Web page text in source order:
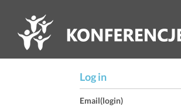
Log in
Email(login)